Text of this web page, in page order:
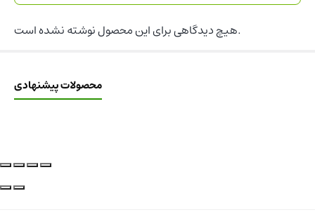
هیچ دیدگاهی برای این محصول نوشته نشده است.
محصولات پیشنهادی